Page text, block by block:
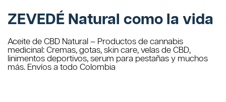
ZEVEDÉ Natural como la vida
Aceite de CBD Natural – Productos de cannabis
medicinal: Cremas, gotas, skin care, velas de CBD,
linimentos deportivos, serum para pestañas y muchos
más. Envíos a todo Colombia